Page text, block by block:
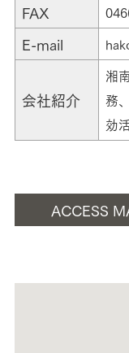
FAX
E-mail
会社紹介
湘
務
効
ACCESS